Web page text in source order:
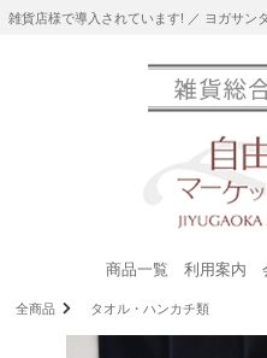
雑貨店様で導入されています! ／ ヨガサン
商品一覧 利用案内
全商品 タオル・ハンカチ類